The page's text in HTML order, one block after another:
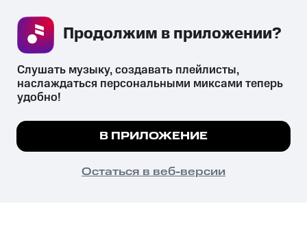
СКАЧАТЬ ПРИЛОЖЕНИЕ
психотропных веществ, их аналогов причиняет вред здоровью,
их незаконный оборот запрещён и влечёт установленную
законодательством ответственность.
© 2026 ООО «КИОН».
Все права защищены
Мы используем куки, чтобы на сайте все
Подробнее
ПОНЯТНО
Слушать музыку, создавать плейлисты,
наслаждаться персональными миксами теперь
удобно!
В ПРИЛОЖЕНИЕ
Остаться в веб-версии